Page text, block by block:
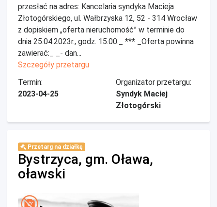
przesłać na adres: Kancelaria syndyka Macieja
Złotogórskiego, ul. Wałbrzyska 12, 52 - 314 Wrocław
z dopiskiem „oferta nieruchomość” w terminie do
dnia 25.04.2023r., godz. 15.00._ *** _Oferta powinna
zawierać:_ _- dan...
Szczegóły przetargu
Termin:
2023-04-25
Organizator przetargu:
Syndyk Maciej
Złotogórski
Przetarg na działkę
Bystrzyca, gm. Oława,
oławski